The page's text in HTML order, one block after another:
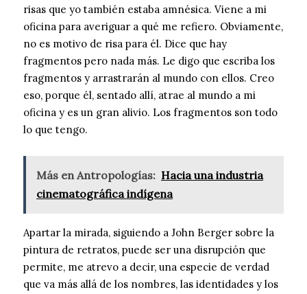
risas que yo también estaba amnésica. Viene a mi
oficina para averiguar a qué me refiero. Obviamente,
no es motivo de risa para él. Dice que hay
fragmentos pero nada más. Le digo que escriba los
fragmentos y arrastrarán al mundo con ellos. Creo
eso, porque él, sentado allí, atrae al mundo a mi
oficina y es un gran alivio. Los fragmentos son todo
lo que tengo.
Más en Antropologías: Hacia una industria
cinematográfica indígena
Apartar la mirada, siguiendo a John Berger sobre la
pintura de retratos, puede ser una disrupción que
permite, me atrevo a decir, una especie de verdad
que va más allá de los nombres, las identidades y los